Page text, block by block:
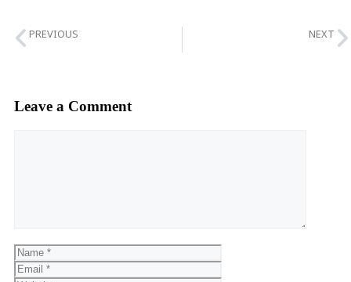
PREVIOUS NEXT
Leave a Comment